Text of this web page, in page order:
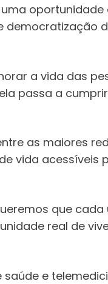
democratização
a vida das
passa a
as maiores
vida acessíveis
que cada
real de
e